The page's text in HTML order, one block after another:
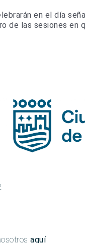
en el día
de las sesiones
aquí